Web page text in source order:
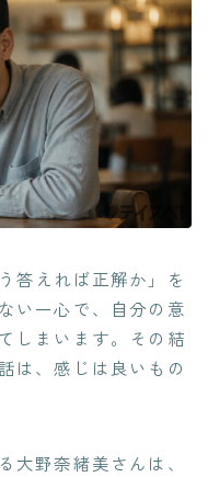
答えれば正解か」を
い一心で、自分の意
しまいます。その結
は、感じは良いもの
大野奈緒美さんは、